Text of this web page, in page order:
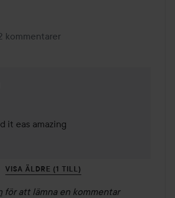
kommentarer
lades 7 år
it eas amazing
VISA ÄLDRE (1 TILL)
för att lämna en kommentar